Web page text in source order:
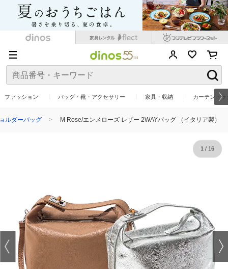
ファッション バッグ・靴・アクセサリー 家具・収納 カーテン・
ルダーバッグ M Rose/エンメローズ レザー 2WAYバッグ （イタリア製）
1/ 16